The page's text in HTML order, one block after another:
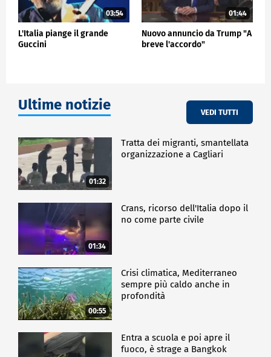
03:54
L'Italia piange il grande
Guccini
01:44
Nuovo annuncio da Trump "A
breve l'accordo"
Ultime notizie VEDI TUTTI
01:32
Tratta dei migranti, smantellata
organizzazione a Cagliari
01:34
Crans, ricorso dell'Italia dopo il
no come parte civile
00:55
Crisi climatica, Mediterraneo
sempre più caldo anche in
profondità
Entra a scuola e poi apre il
fuoco, è strage a Bangkok